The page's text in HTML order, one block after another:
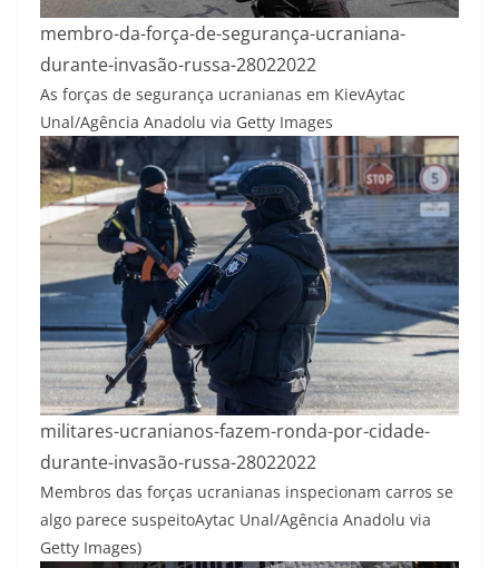
membro-da-força-de-segurança-ucraniana-
durante-invasão-russa-28022022
As forças de segurança ucranianas em KievAytac
Unal/Agência Anadolu via Getty Images
militares-ucranianos-fazem-ronda-por-cidade-
durante-invasão-russa-28022022
Membros das forças ucranianas inspecionam carros se
algo parece suspeitoAytac Unal/Agência Anadolu via
Getty Images)